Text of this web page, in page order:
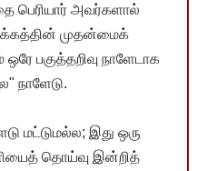
பெரியார் அவர்களால்
முதன்மைக்
பகுத்தறிவு நாளேடாக
நாளேடு.
மட்டுமல்ல; இது ஒரு
தொய்வு இன்றித்